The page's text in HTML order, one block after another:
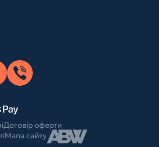
Договір оферти
Мапа сайту